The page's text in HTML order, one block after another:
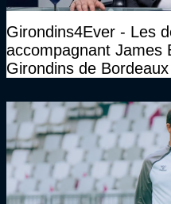
Girondins4Ever - Les
accompagnant James
Girondins de Bordeaux